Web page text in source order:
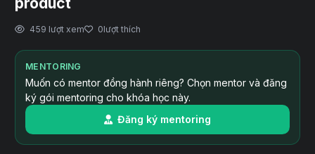
459 lượt xem 0lượt thích
MENTORING
Muốn có mentor đồng hành riêng? Chọn mentor và đăng
ký gói mentoring cho khóa học này.
Đăng ký mentoring